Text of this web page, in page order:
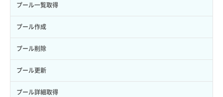
サブユーザー一覧取得
サブユーザー作成
サブユーザー削除
サブユーザー更新
イメージ保存容量取得
イメージ保存容量変更
イメージ削除
イメージ詳細取得
SSHキーペア作成
SSHキーペア削除
SSHキーペア詳細取得
アタッチ済みポート一覧取得
アタッチ済みポート詳細取得
QoSポリシー詳細取得
サブネット一覧取得
サブネット作成（ローカルネットワーク用）
サブネット削除（ローカルネットワーク用）
サブネット詳細取得
プール一覧取得
プール作成
プール削除
プール更新
プール詳細取得